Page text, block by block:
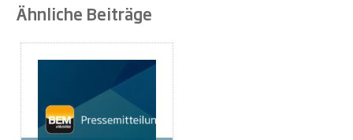
Ähnliche Beiträge